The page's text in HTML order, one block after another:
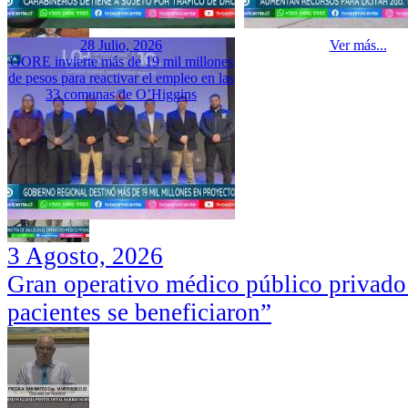
28 Julio, 2026
GORE invierte más de 19 mil millones
de pesos para reactivar el empleo en las
33 comunas de O’Higgins
Ver más...
3 Agosto, 2026
Gran operativo médico público
pacientes se beneficiaron”